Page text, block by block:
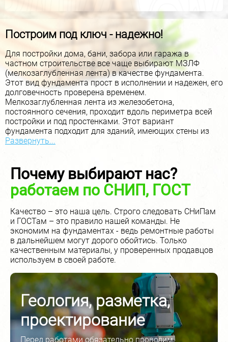
Построим под ключ - надежно!
Для постройки дома, бани, забора или гаража в
частном строительстве все чаще выбирают МЗЛФ
(мелкозаглубленная лента) в качестве фундамента.
Этот вид фундамента прост в исполнении и надежен, его
долговечность проверена временем.
Мелкозаглубленная лента из железобетона,
постоянного сечения, проходит вдоль периметра всей
постройки и под простенками. Этот вариант
фундамента подходит для зданий, имеющих стены из
кирпича, камня, бетона, а также для зданий с
Развернуть...
Почему выбирают нас?
работаем по СНИП, ГОСТ
Качество – это наша цель. Строго следовать СНиПам
и ГОСТам – это правило нашей команды. Не
экономим на фундаментах - ведь ремонтные работы
в дальнейшем могут дорого обойтись. Только
качественным материалы, у проверенных продавцов
используем в своей работе.
Проверяем качество
бетона
Мы работаем только с проверенными